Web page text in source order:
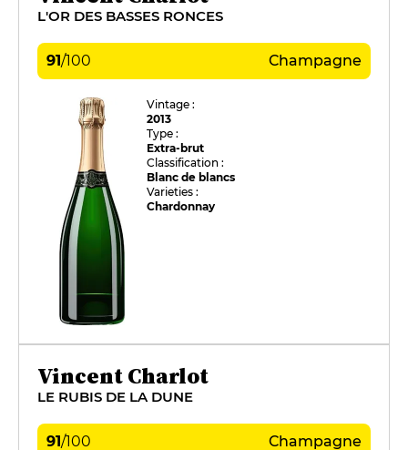
L'OR DES BASSES RONCES
91/100 Champagne
Vintage :
2013
Type :
Extra-brut
Classification :
Blanc de blancs
Varieties :
Chardonnay
Vincent Charlot
LE RUBIS DE LA DUNE
91/100 Champagne